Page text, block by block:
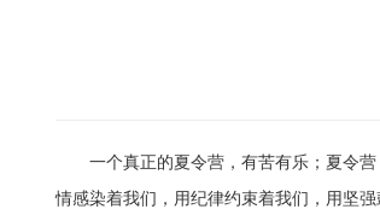
一个真正的夏令营，有苦有乐；夏令营
情感染着我们，用纪律约束着我们，用坚